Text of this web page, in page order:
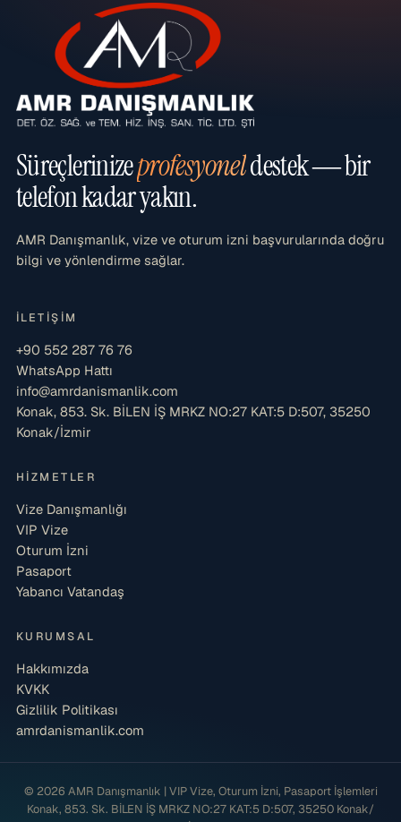
Süreçlerinizeprofesyoneldestek — bir
telefon kadar yakın.
AMR Danışmanlık, vize ve oturum izni başvurularında doğru
bilgi ve yönlendirme sağlar.
İLETIŞIM
+90 552 287 76 76
WhatsApp Hattı
info@amrdanismanlik.com
Konak, 853. Sk. BİLEN İŞ MRKZ NO:27 KAT:5 D:507, 35250
Konak/İzmir
HIZMETLER
Vize Danışmanlığı
VIP Vize
Oturum İzni
Pasaport
Yabancı Vatandaş
KURUMSAL
Hakkımızda
KVKK
Gizlilik Politikası
amrdanismanlik.com
© 2026 AMR Danışmanlık | VIP Vize, Oturum İzni, Pasaport İşlemleri
Konak, 853. Sk. BİLEN İŞ MRKZ NO:27 KAT:5 D:507, 35250 Konak/